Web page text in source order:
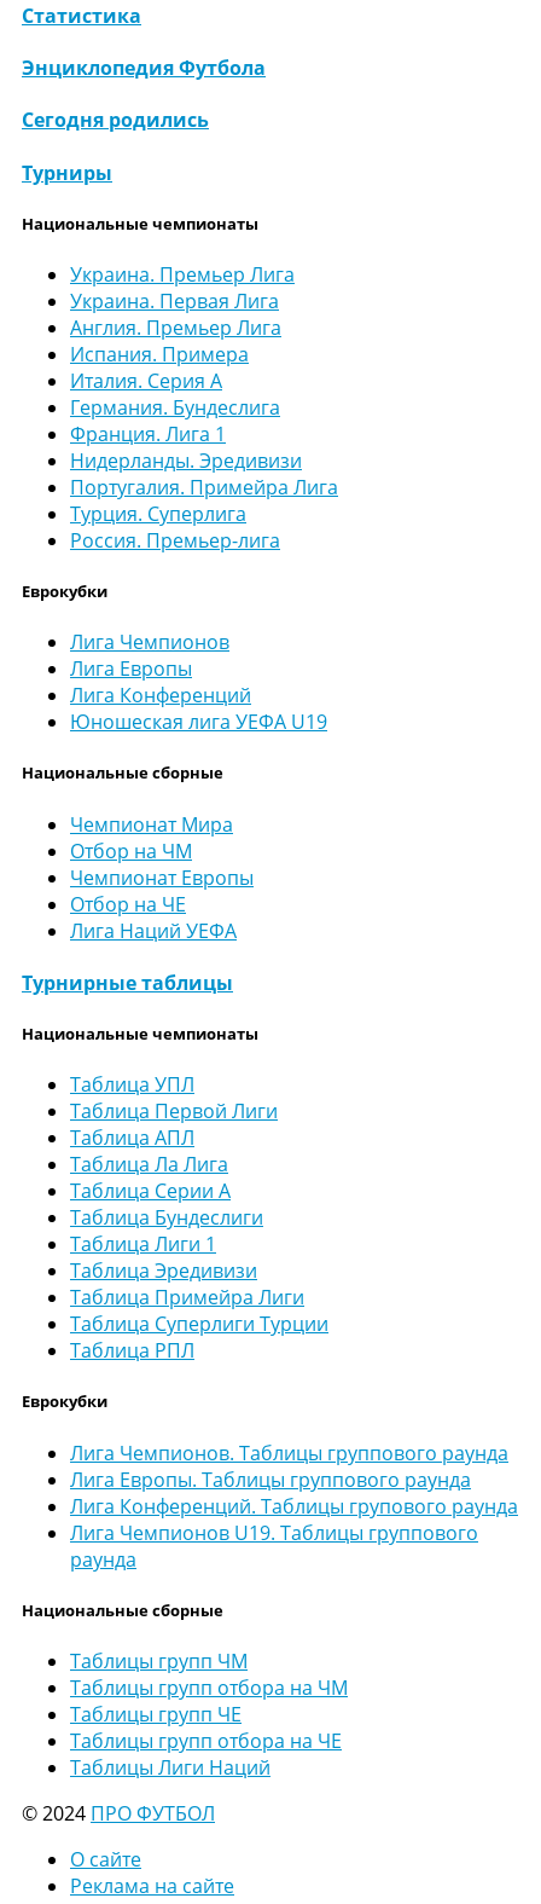
Статистика
Энциклопедия Футбола
Сегодня родились
Турниры
Национальные чемпионаты
Украина. Премьер Лига
Украина. Первая Лига
Англия. Премьер Лига
Испания. Примера
Италия. Серия А
Германия. Бундеслига
Франция. Лига 1
Нидерланды. Эредивизи
Португалия. Примейра Лига
Турция. Суперлига
Россия. Премьер-лига
Еврокубки
Лига Чемпионов
Лига Европы
Лига Конференций
Юношеская лига УЕФА U19
Национальные сборные
Чемпионат Мира
Отбор на ЧМ
Чемпионат Европы
Отбор на ЧЕ
Лига Наций УЕФА
Турнирные таблицы
Национальные чемпионаты
Таблица УПЛ
Таблица Первой Лиги
Таблица АПЛ
Таблица Ла Лига
Таблица Серии А
Таблица Бундеслиги
Таблица Лиги 1
Таблица Эредивизи
Таблица Примейра Лиги
Таблица Суперлиги Турции
Таблица РПЛ
Еврокубки
Лига Чемпионов. Таблицы группового раунда
Лига Европы. Таблицы группового раунда
Лига Конференций. Таблицы групового раунда
Лига Чемпионов U19. Таблицы группового
раунда
Национальные сборные
Таблицы групп ЧМ
Таблицы групп отбора на ЧМ
Таблицы групп ЧЕ
Таблицы групп отбора на ЧЕ
Таблицы Лиги Наций
© 2024 ПРО ФУТБОЛ
О сайте
Реклама на сайте